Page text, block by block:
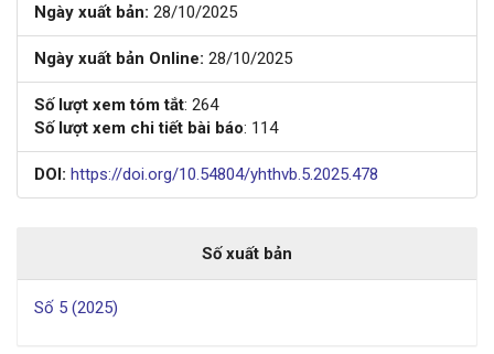
Ngày xuất bản: 28/10/2025
Ngày xuất bản Online: 28/10/2025
Số lượt xem tóm tắt: 264
Số lượt xem chi tiết bài báo: 114
DOI: https://doi.org/10.54804/yhthvb.5.2025.478
Số xuất bản
Số 5 (2025)